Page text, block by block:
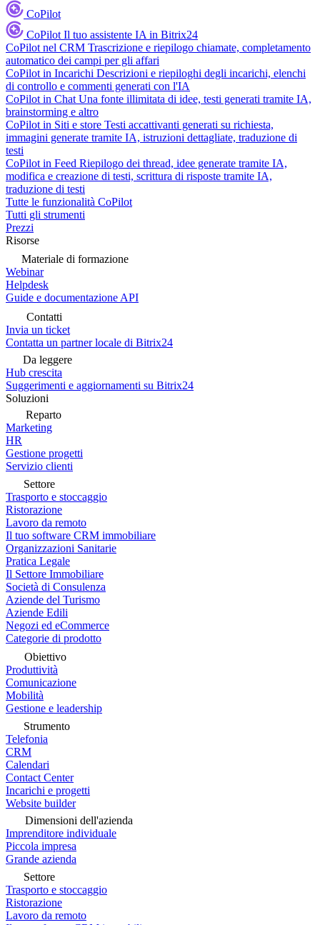
CoPilot
CoPilot Il tuo assistente IA in Bitrix24
CoPilot nel CRM Trascrizione e riepilogo chiamate, completamento
automatico dei campi per gli affari
CoPilot in Incarichi Descrizioni e riepiloghi degli incarichi, elenchi
di controllo e commenti generati con l'IA
CoPilot in Chat Una fonte illimitata di idee, testi generati tramite IA,
brainstorming e altro
CoPilot in Siti e store Testi accattivanti generati su richiesta,
immagini generate tramite IA, istruzioni dettagliate, traduzione di
testi
CoPilot in Feed Riepilogo dei thread, idee generate tramite IA,
modifica e creazione di testi, scrittura di risposte tramite IA,
traduzione di testi
Tutte le funzionalità CoPilot
Tutti gli strumenti
Prezzi
Risorse
Materiale di formazione
Webinar
Helpdesk
Guide e documentazione API
Contatti
Invia un ticket
Contatta un partner locale di Bitrix24
Da leggere
Hub crescita
Suggerimenti e aggiornamenti su Bitrix24
Soluzioni
Reparto
Marketing
HR
Gestione progetti
Servizio clienti
Settore
Trasporto e stoccaggio
Ristorazione
Lavoro da remoto
Il tuo software CRM immobiliare
Organizzazioni Sanitarie
Pratica Legale
Il Settore Immobiliare
Società di Consulenza
Aziende del Turismo
Aziende Edili
Negozi ed eCommerce
Categorie di prodotto
Obiettivo
Produttività
Comunicazione
Mobilità
Gestione e leadership
Strumento
Telefonia
CRM
Calendari
Contact Center
Incarichi e progetti
Website builder
Dimensioni dell'azienda
Imprenditore individuale
Piccola impresa
Grande azienda
Settore
Trasporto e stoccaggio
Ristorazione
Lavoro da remoto